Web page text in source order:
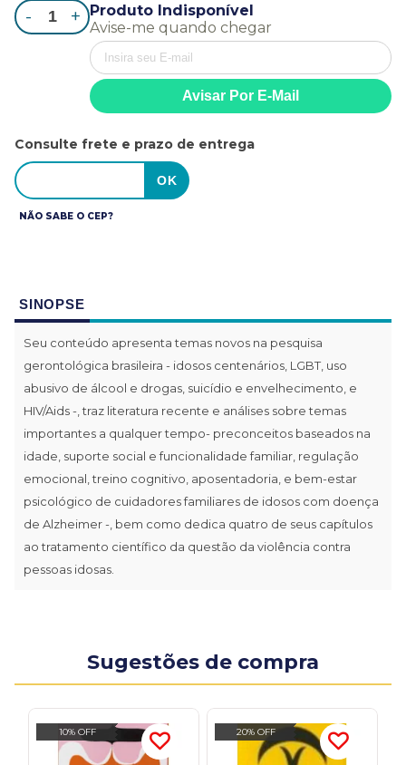
- +
Produto Indisponível
Avise-me quando chegar
Consulte frete e prazo de entrega
NÃO SABE O CEP?
SINOPSE
Seu conteúdo apresenta temas novos na pesquisa
gerontológica brasileira - idosos centenários, LGBT, uso
abusivo de álcool e drogas, suicídio e envelhecimento, e
HIV/Aids -, traz literatura recente e análises sobre temas
importantes a qualquer tempo- preconceitos baseados na
idade, suporte social e funcionalidade familiar, regulação
emocional, treino cognitivo, aposentadoria, e bem-estar
psicológico de cuidadores familiares de idosos com doença
de Alzheimer -, bem como dedica quatro de seus capítulos
ao tratamento científico da questão da violência contra
pessoas idosas.
Sugestões de compra
10% OFF 20% OFF